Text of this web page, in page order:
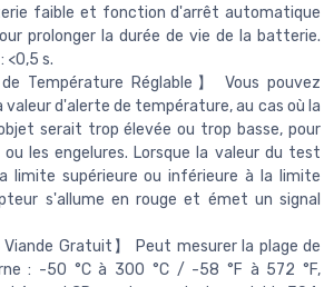
faible et fonction d'arrêt automatique
prolonger la durée de vie de la batterie.
<0,5 s.
de Température Réglable】 Vous pouvez
valeur d'alerte de température, au cas où la
serait trop élevée ou trop basse, pour
les engelures. Lorsque la valeur du test
limite supérieure ou inférieure à la limite
s'allume en rouge et émet un signal
Viande Gratuit】 Peut mesurer la plage de
: -50 °C à 300 °C / -58 °F à 572 °F,